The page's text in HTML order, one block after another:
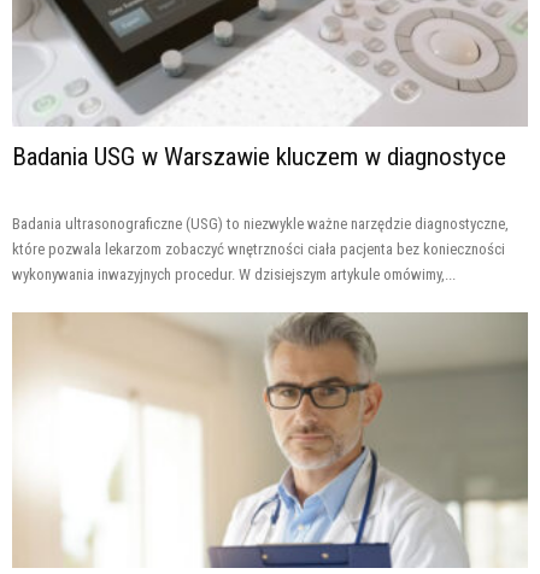
Badania USG w Warszawie kluczem w diagnostyce
Badania ultrasonograficzne (USG) to niezwykle ważne narzędzie diagnostyczne,
które pozwala lekarzom zobaczyć wnętrzności ciała pacjenta bez konieczności
wykonywania inwazyjnych procedur. W dzisiejszym artykule omówimy,...